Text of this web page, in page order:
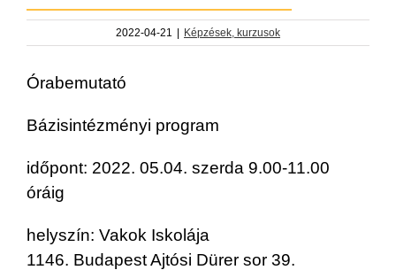
2022-04-21 | Képzések, kurzusok
Órabemutató
Bázisintézményi program
időpont: 2022. 05.04. szerda 9.00-11.00
óráig
helyszín: Vakok Iskolája
1146. Budapest Ajtósi Dürer sor 39.